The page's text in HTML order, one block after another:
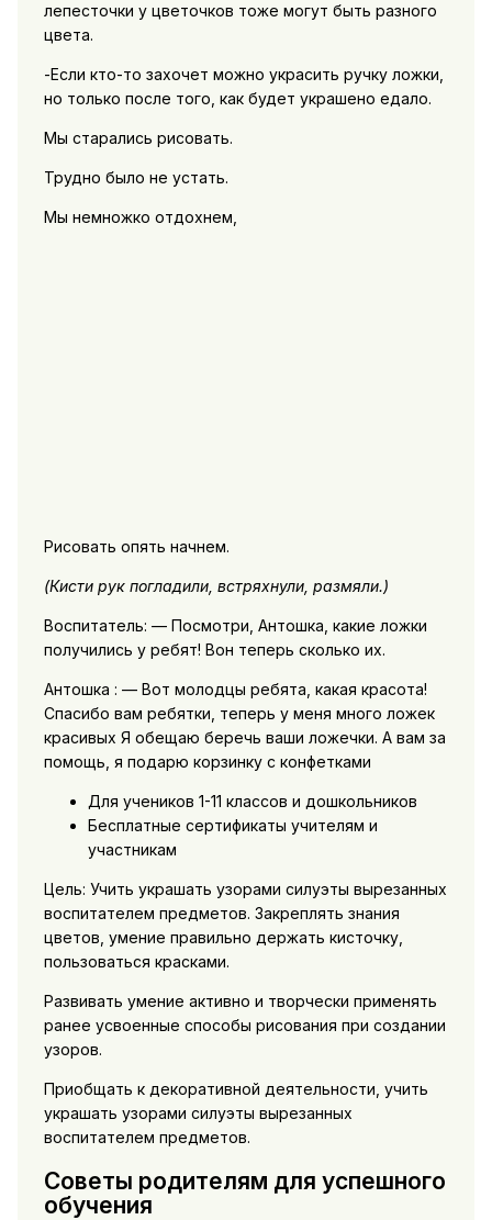
лепесточки у цветочков тоже могут быть разного
цвета.
-Если кто-то захочет можно украсить ручку ложки,
но только после того, как будет украшено едало.
Мы старались рисовать.
Трудно было не устать.
Мы немножко отдохнем,
Рисовать опять начнем.
(Кисти рук погладили, встряхнули, размяли.)
Воспитатель: — Посмотри, Антошка, какие ложки
получились у ребят! Вон теперь сколько их.
Антошка : — Вот молодцы ребята, какая красота!
Спасибо вам ребятки, теперь у меня много ложек
красивых Я обещаю беречь ваши ложечки. А вам за
помощь, я подарю корзинку с конфетками
Для учеников 1-11 классов и дошкольников
Бесплатные сертификаты учителям и
участникам
Цель: Учить украшать узорами силуэты вырезанных
воспитателем предметов. Закреплять знания
цветов, умение правильно держать кисточку,
пользоваться красками.
Развивать умение активно и творчески применять
ранее усвоенные способы рисования при создании
узоров.
Приобщать к декоративной деятельности, учить
украшать узорами силуэты вырезанных
воспитателем предметов.
Советы родителям для успешного
обучения